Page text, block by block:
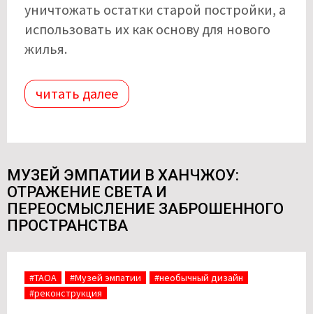
уничтожать остатки старой постройки, а
использовать их как основу для нового
жилья.
читать далее
МУЗЕЙ ЭМПАТИИ В ХАНЧЖОУ:
ОТРАЖЕНИЕ СВЕТА И
ПЕРЕОСМЫСЛЕНИЕ ЗАБРОШЕННОГО
ПРОСТРАНСТВА
#TAOA #Музей эмпатии
#необычный дизайн
#реконструкция